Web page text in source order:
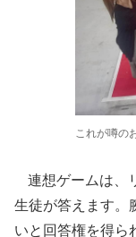
これが噂の
連想ゲームは、
生徒が答えます。
いと回答権を得ら